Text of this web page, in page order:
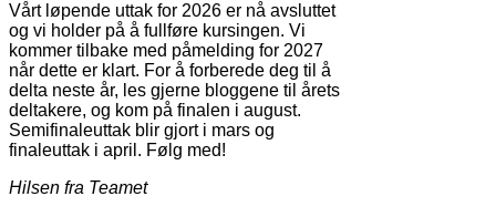
Vårt løpende uttak for 2026 er nå avsluttet
og vi holder på å fullføre kursingen. Vi
kommer tilbake med påmelding for 2027
når dette er klart. For å forberede deg til å
delta neste år, les gjerne bloggene til årets
deltakere, og kom på finalen i august.
Semifinaleuttak blir gjort i mars og
finaleuttak i april. Følg med!
Hilsen fra Teamet